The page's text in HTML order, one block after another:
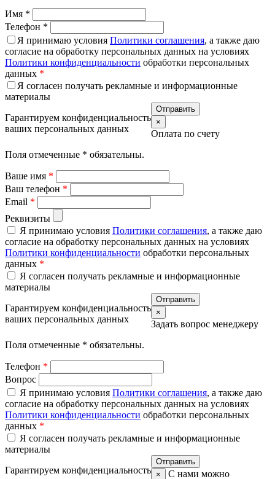
Имя *
Телефон *
Я принимаю условия Политики соглашения, а также даю
согласие на обработку персональных данных на условиях
Политики конфиденциальности обработки персональных
данных *
Я согласен получать рекламные и информационные
материалы
Гарантируем конфиденциальность
ваших персональных данных
×
Оплата по счету
Поля отмеченные * обязательны.
Ваше имя *
Ваш телефон *
Email *
Реквизиты
Я принимаю условия Политики соглашения, а также даю
согласие на обработку персональных данных на условиях
Политики конфиденциальности обработки персональных
данных *
Я согласен получать рекламные и информационные
материалы
Гарантируем конфиденциальность
ваших персональных данных
×
Задать вопрос менеджеру
Поля отмеченные * обязательны.
Телефон *
Вопрос
Я принимаю условия Политики соглашения, а также даю
согласие на обработку персональных данных на условиях
Политики конфиденциальности обработки персональных
данных *
Я согласен получать рекламные и информационные
материалы
Гарантируем конфиденциальность × С нами можно